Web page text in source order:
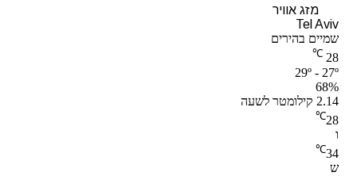
מזג אוויר
Tel Aviv
שמיים בהירים
28
℃
29º - 27º
68%
2.14 קילומטר לשעה
28
℃
ו
34
℃
ש